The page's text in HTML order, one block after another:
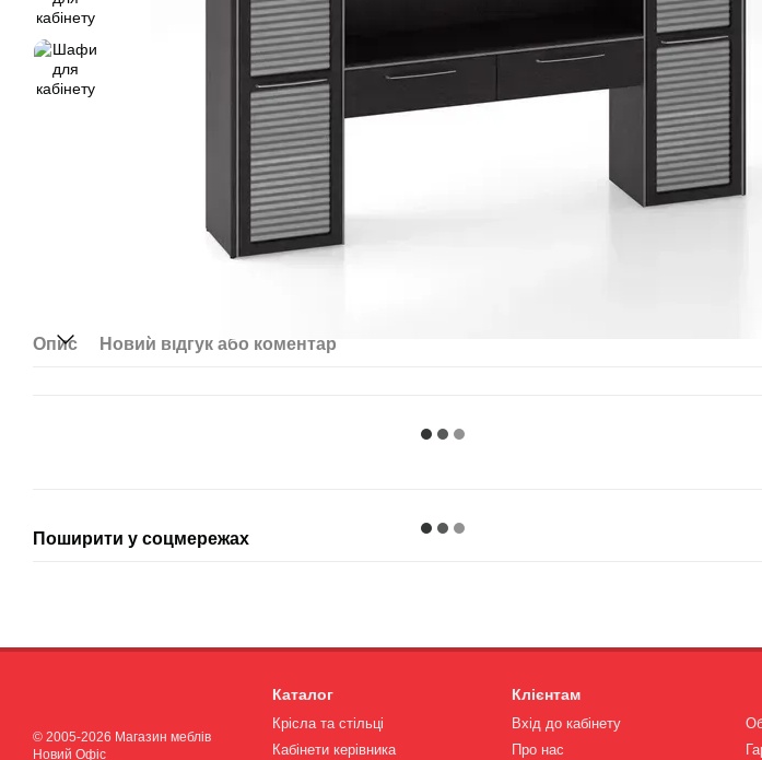
Опис Новий відгук або коментар
Поширити у соцмережах
© 2005-2026 Магазин меблів
Новий Офіс
Каталог
Крісла та стільці
Кабінети керівника
Клієнтам
Вхід до кабінету
Про нас